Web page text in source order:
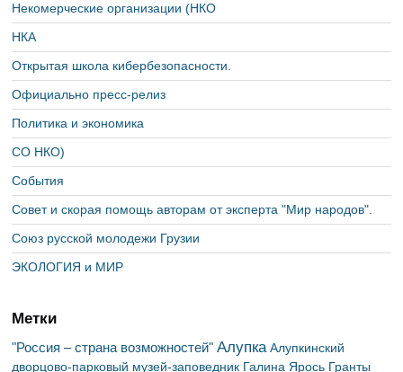
Некомерческие организации (НКО
НКА
Открытая школа кибербезопасности.
Официально пресс-релиз
Политика и экономика
СО НКО)
События
Совет и скорая помощь авторам от эксперта "Мир народов".
Союз русской молодежи Грузии
ЭКОЛОГИЯ и МИР
Метки
"Россия – страна возможностей" Алупка Алупкинский
дворцово-парковый музей-заповедник Галина Ярось Гранты